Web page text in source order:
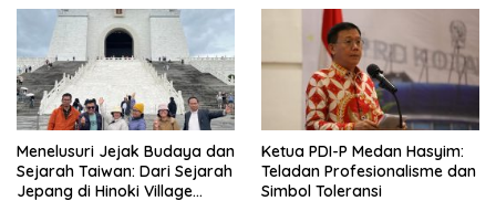
Menelusuri Jejak Budaya dan
Sejarah Taiwan: Dari Sejarah
Jepang di Hinoki Village
Ketua PDI-P Medan Hasyim:
Teladan Profesionalisme dan
Simbol Toleransi